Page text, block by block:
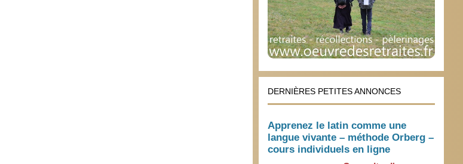
DERNIÈRES PETITES ANNONCES
Apprenez le latin comme une
langue vivante – méthode Orberg –
cours individuels en ligne